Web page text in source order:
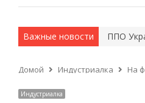
Важные новости
армейские методы. ППО
Домой Индустриалка На
Индустриалка